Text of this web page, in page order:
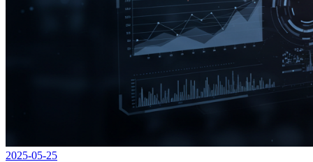
2025-05-25